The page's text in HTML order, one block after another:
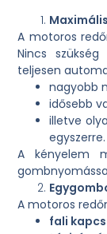
A motoros
Nincs
teljesen
nagyobb
idősebb
illetve
egyszerre.
A kényelem
A motoros
fali